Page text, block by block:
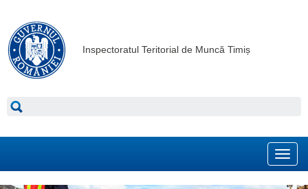
Inspectoratul Teritorial de Muncă Timiș